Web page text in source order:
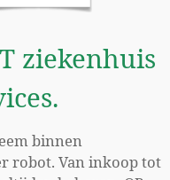
ziekenhuis
binnen
robot. Van inkoop tot